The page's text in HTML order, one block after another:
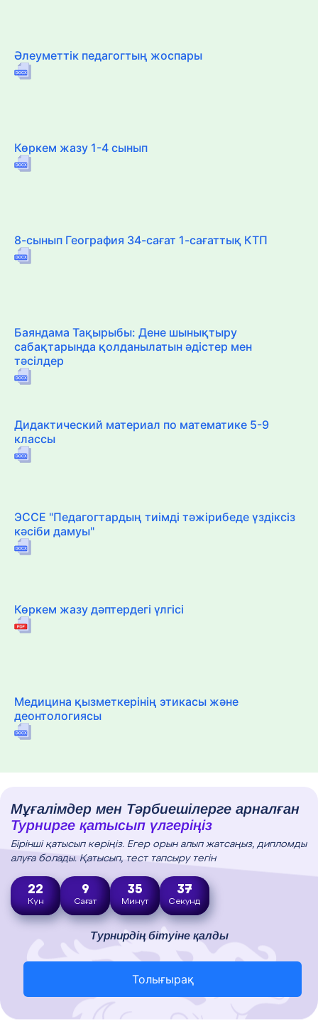
Әлеуметтік педагогтың жоспары
Көркем жазу 1-4 сынып
8-сынып География 34-сағат 1-сағаттық КТП
Баяндама Тақырыбы: Дене шынықтыру
сабақтарында қолданылатын әдістер мен
тәсілдер
Дидактический материал по математике 5-9
классы
ЭССЕ "Педагогтардың тиімді тәжірибеде үздіксіз
кәсіби дамуы"
Көркем жазу дәптердегі үлгісі
Медицина қызметкерінің этикасы және
деонтологиясы
Мұғалімдер мен Тәрбиешілерге арналған
Турнирге қатысып үлгеріңіз
Бірінші қатысып көріңіз. Егер орын алып жатсаңыз, дипломды
алуға болады. Қатысып, тест тапсыру тегін
22
Күн
9
Сағат
35
Минут
36
Секунд
Турнирдің бітуіне қалды
Толығырақ